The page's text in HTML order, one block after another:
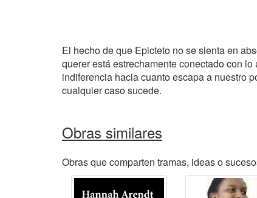
El hecho de que Epicteto no se sienta en
querer está estrechamente conectado con
indiferencia hacia cuanto escapa a nuestro
cualquier caso sucede.
Obras similares
Obras que comparten tramas, ideas o